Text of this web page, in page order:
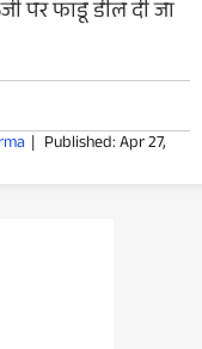
पर फाडू डील दी जा
| Published: Apr 27,